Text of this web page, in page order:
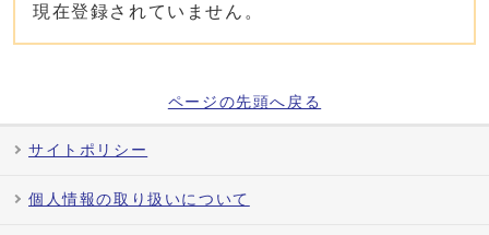
現在登録されていません。
ページの先頭へ戻る
サイトポリシー
個人情報の取り扱いについて